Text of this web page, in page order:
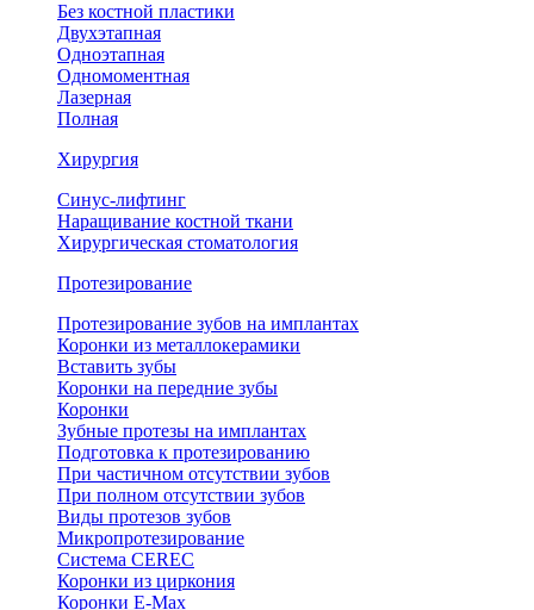
Без костной пластики
Двухэтапная
Одноэтапная
Одномоментная
Лазерная
Полная
Хирургия
Синус-лифтинг
Наращивание костной ткани
Хирургическая стоматология
Протезирование
Протезирование зубов на имплантах
Коронки из металлокерамики
Вставить зубы
Коронки на передние зубы
Коронки
Зубные протезы на имплантах
Подготовка к протезированию
При частичном отсутствии зубов
При полном отсутствии зубов
Виды протезов зубов
Микропротезирование
Система CEREC
Коронки из циркония
Коронки E-Max